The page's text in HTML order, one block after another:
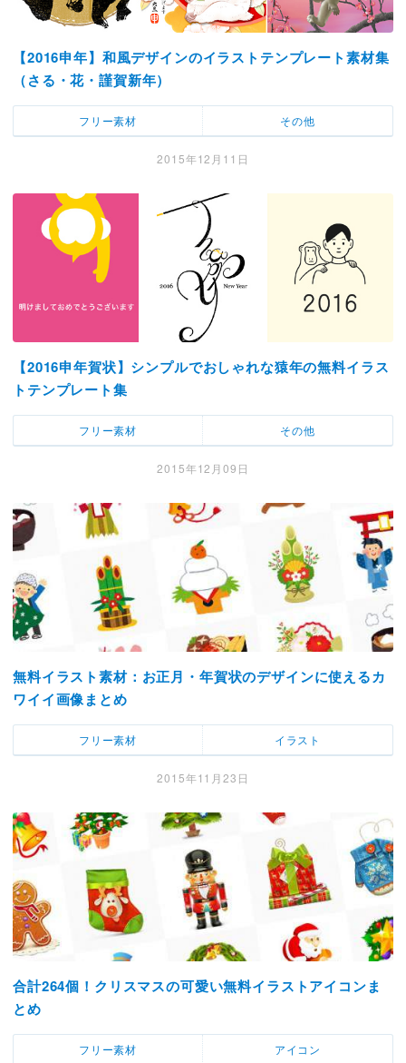
【2016申年】和風デザインのイラストテンプレート素材集
（さる・花・謹賀新年）
フリー素材 その他
2015年12月11日
【2016申年賀状】シンプルでおしゃれな猿年の無料イラス
トテンプレート集
フリー素材 その他
2015年12月09日
無料イラスト素材：お正月・年賀状のデザインに使えるカ
ワイイ画像まとめ
フリー素材 イラスト
2015年11月23日
合計264個！クリスマスの可愛い無料イラストアイコンま
とめ
フリー素材 アイコン